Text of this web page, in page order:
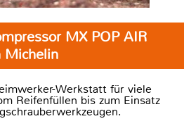
MX POP AIR
Michelin
Werkstatt für viele
Reifenfüllen bis zum Einsatz